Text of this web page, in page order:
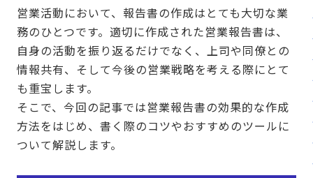
クラウド版の動作環境
パッケージ版の動作環境
販売パートナー
販売パートナー⼀覧
AppSuiteインテグレーター
営業活動において、報告書の作成はとても大切な業
務のひとつです。適切に作成された営業報告書は、
自身の活動を振り返るだけでなく、上司や同僚との
情報共有、そして今後の営業戦略を考える際にとて
も重宝します。
そこで、今回の記事では営業報告書の効果的な作成
方法をはじめ、書く際のコツやおすすめのツールに
ついて解説します。